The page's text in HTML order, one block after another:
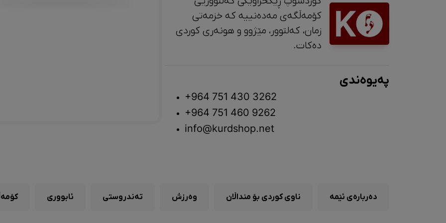
کۆمەڵگەی مەدەنییە کە خزمەتی
زمان، کەلتوور، مێژوو و ‎هونەری کوردی
دەکات.
پەیوەندی
+964 751 430 3262
+964 751 460 9262
info@kurdshop.net
دەربارەی ئێمە ناوی کوردی بۆ منداڵان وەرزش تەندروستی ئابووری